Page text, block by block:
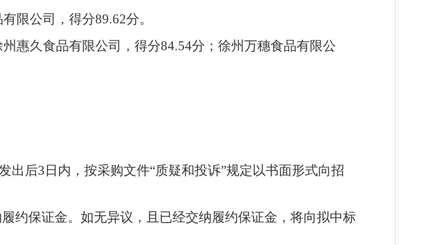
限公司， 得分89.62分。
惠久食品有限公司， 得分84.54分；徐州万穗食品有限公
后3日内，按采购文件“质疑和投诉”规定以书面形式向招
约保证金。如无异议，且已经交纳履约保证金，将向拟中标